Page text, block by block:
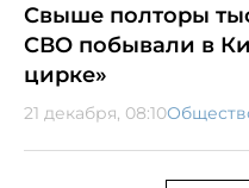
Свыше полторы
СВО побывали в
цирке»
21 декабря, 08:10